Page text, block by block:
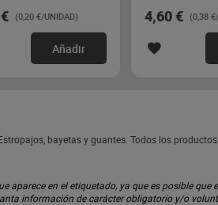
(0,20 €/UNIDAD)
Añadir
4,60 € (0,38
bayetas y guantes. Todos los
en el etiquetado, ya que es posible
información de carácter obligatorio y/o